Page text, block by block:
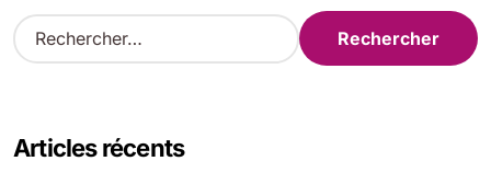
R
e
r
Articles récents